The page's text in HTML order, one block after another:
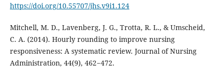
https://doi.org/10.55707/jhs.v9i1.124
Mitchell, M. D., Lavenberg, J. G., Trotta, R. L., & Umscheid,
C. A. (2014). Hourly rounding to improve nursing
responsiveness: A systematic review. Journal of Nursing
Administration, 44(9), 462−472.